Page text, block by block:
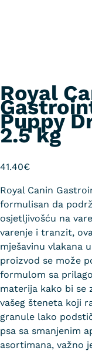
Royal
Puppy
2.5 kg
41.40€
Royal Canin
formulisan da
osjetljivošću na
varenje i tranzit,
mješavinu vlakana
proizvod se može
formulom sa
materija kako bi se
vašeg šteneta koji
granule lako
psa sa smanjenim
asortimana, važno